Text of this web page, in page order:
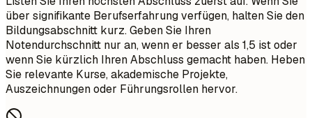
über signifikante Berufserfahrung verfügen, halten Sie den
Bildungsabschnitt kurz. Geben Sie Ihren
Notendurchschnitt nur an, wenn er besser als 1,5 ist oder
wenn Sie kürzlich Ihren Abschluss gemacht haben. Heben
Sie relevante Kurse, akademische Projekte,
Auszeichnungen oder Führungsrollen hervor.